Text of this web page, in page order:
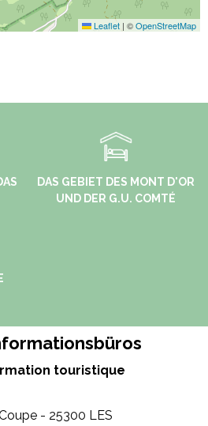
Leaflet | ©OpenStreetMap
DAS GEBIET DES MONT D'OR
UND DER G.U. COMTÉ
touristique
- 25300 LES